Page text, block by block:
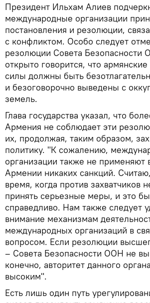
Президент Ильхам Алиев
международные организации
постановления и резолюции,
с конфликтом. Особо следует
резолюции Совета Безопасности
открыто говорится, что
силы должны быть
и безоговорочно выведены с
земель.
Глава государства указал, что
Армения не соблюдает эти
их, продолжая, таким образом,
политику. "К сожалению,
организации также не применяют
Армении никаких санкций.
время, когда против захватчиков
принять серьезные меры, и это
справедливо. Нам также следует
внимание механизмам
международных организаций в
вопросом. Если резолюции
– Совета Безопасности ООН не
конечно, авторитет данного
высоким".
Есть лишь один путь